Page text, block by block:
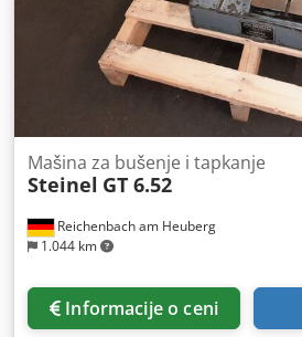
Reichenbach am Heuberg
1.044 km
Mašina za bušenje i tapkanje
Steinel GT 6.52
Informacije o ceni